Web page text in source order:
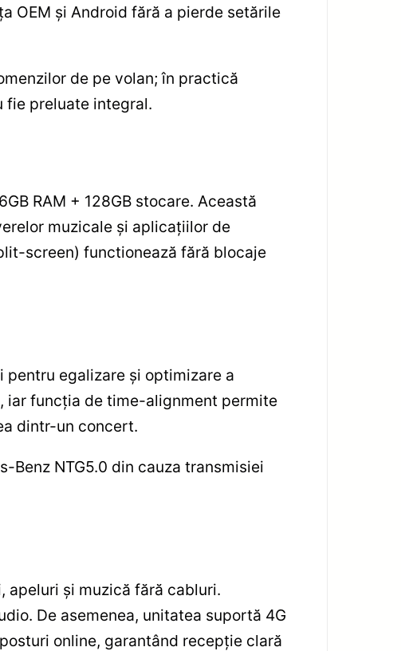
OEM și Android fără a pierde setările
de pe volan; în practică
fie preluate integral.
RAM + 128GB stocare. Această
muzicale și aplicațiilor de
screen) functionează fără blocaje
egalizare și optimizare a
iar funcția de time-alignment permite
dintr-un concert.
Benz NTG5.0 din cauza transmisiei
apeluri și muzică fără cabluri.
De asemenea, unitatea suportă 4G
online, garantând recepție clară